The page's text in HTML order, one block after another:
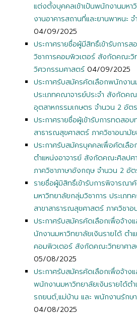
แต่งตั้งบุคคลเข้าเป้นพนักงานมหา
งานอาคารสถานที่และยานพาหนะ
04/09/2025
ประกาศรายชื่อผู้มีสิทธิ์เข้ารับการ
วิชาการคอมพิวเตอร์ สังกัดคณะวิ
วิศวกรรมศาสตร์04/09/2025
ประกาศรับสมัครคัดเลือกพนักงาน
ประเภทคณาจารย์ประจำ สังกัดค
อุตสาหกรรมเกษตร จำนวน 2 อัต
ประกาศรายชื่อผู้เข้ารับการทดสอ
สาธารณสุขศาสตร์ ภาควิชาอนามั
ประกาศรับสมัครบุคคลเพื่อคัดเลื
ตำแหน่งอาจารย์ สังกัดคณะศิลปศ
ภาควิชาภาษาอังกฤษ จำนวน 2 อัต
รายชื่อผู้มิสิทธิ์เข้ารับการพิจารณา
มหาวิทยาลัยกลุ่มวิชาการ ประเภท
สาขาสาธารณสุขศาสตร์ ภาควิชาอ
ประกาศรับสมัครคัดเลือกเพื่อจ้าง
นักงานมหาวิทยาลัยเงินรายได้ ตำ
คอมพิวเตอร์ สังกัดคณะวิทยาศา
05/08/2025
ประกาศรับสมัครคัดเลือกเพื่อจ้าง
พนักงานมหาวิทยาลัยเงินรายได้ต
รถยนต์,แม่บ้าน และ พนักงานรักษ
04/08/2025